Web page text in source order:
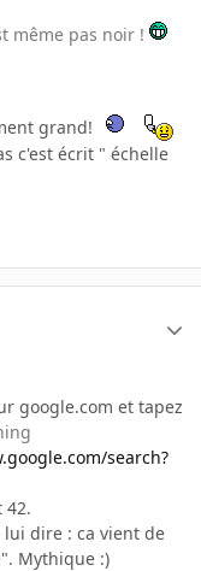
même pas noir !
grand!
c'est écrit " échelle
google.com et tapez
search?
42.
dire : ca vient de
Mythique :)